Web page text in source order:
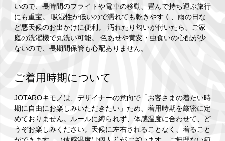
いので、長時間のフライトや電車の移動、畳んで持ち運ぶ旅行
にも重宝。 吸湿性が低いので濡れても乾きやすく、雨の日な
ど悪天候のお出かけに便利。 汚れたり匂いが付いたら、ご家
庭の洗濯機で丸洗い可能。 色あせや黄変・虫食いの心配が少
ないので、長期間保管も心配ありません。
ご着用時期について
JOTAROキモノは、デザイナーの意向で「お客さまの着たい時
期に自由にお楽しみいただきたい」ため、着用時期を厳密に定
めておりません。ルールに縛られず、体感温度に合わせて、ど
うぞお楽しみください。天候に左右されることなく、着ること